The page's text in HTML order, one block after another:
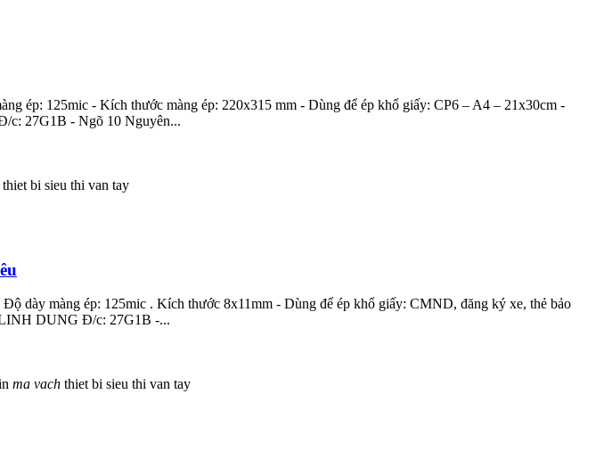
ép: 125mic - Kích thước màng ép: 220x315 mm - Dùng để ép khổ giấy: CP6 – A4 – 21x30cm -
27G1B - Ngõ 10 Nguyên...
thiet bi sieu thi van tay
dày màng ép: 125mic . Kích thước 8x11mm - Dùng để ép khổ giấy: CMND, đăng ký xe, thẻ bảo
DUNG Đ/c: 27G1B -...
ma vach thiet bi sieu thi van tay